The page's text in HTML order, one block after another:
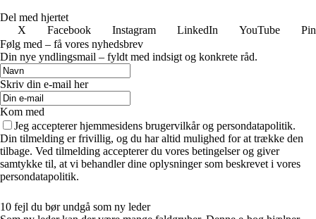
Del med hjertet
X
Facebook Instagram LinkedIn YouTube
Følg med – få vores nyhedsbrev
Din nye yndlingsmail – fyldt med indsigt og konkrete råd.
Skriv din e-mail her
Kom med
Jeg accepterer hjemmesidens brugervilkår og persondatapolitik.
Din tilmelding er frivillig, og du har altid mulighed for at trække den
tilbage. Ved tilmelding accepterer du vores betingelser og giver
samtykke til, at vi behandler dine oplysninger som beskrevet i vores
persondatapolitik.
10 fejl du bør undgå som ny leder